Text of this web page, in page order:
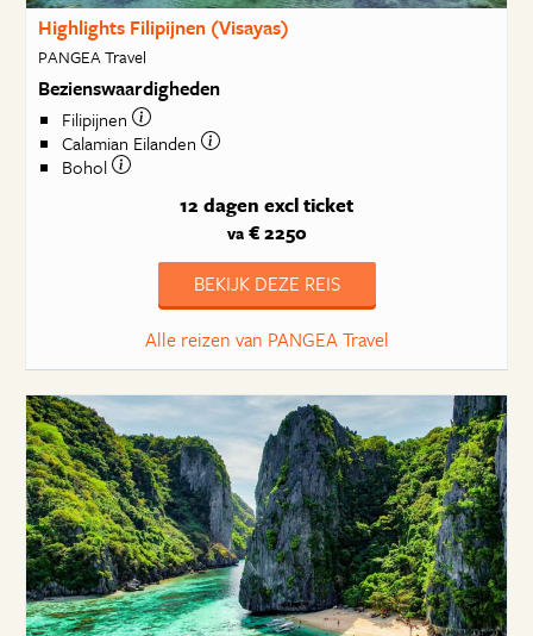
Highlights Filipijnen (Visayas)
PANGEA Travel
Bezienswaardigheden
Filipijnen
Calamian Eilanden
Bohol
12 dagen excl ticket
va€ 2250
BEKIJK DEZE REIS
Alle reizen van PANGEA Travel